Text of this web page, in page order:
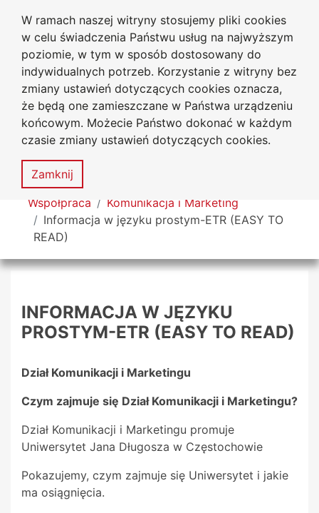
W ramach naszej witryny stosujemy pliki cookies
w celu świadczenia Państwu usług na najwyższym
poziomie, w tym w sposób dostosowany do
indywidualnych potrzeb. Korzystanie z witryny bez
zmiany ustawień dotyczących cookies oznacza,
że będą one zamieszczane w Państwa urządzeniu
końcowym. Możecie Państwo dokonać w każdym
czasie zmiany ustawień dotyczących cookies.
Zamknij
Przejdź do głównego menu
Przejdź do treści
Przejdź do wyszukiwarki
Przejdź do mapy serwisu
Uniwersytet
Jana Długosza w Częstochowie
Mapa
serwisu
MENU
Tutaj jesteś
Współpraca
Komunikacja i Marketing
Informacja w języku prostym-ETR (EASY TO
READ)
INFORMACJA W JĘZYKU
PROSTYM-ETR (EASY TO READ)
Dział Komunikacji i Marketingu
Czym zajmuje się Dział Komunikacji i Marketingu?
Dział Komunikacji i Marketingu promuje
Uniwersytet Jana Długosza w Częstochowie
Pokazujemy, czym zajmuje się Uniwersytet i jakie
ma osiągnięcia.